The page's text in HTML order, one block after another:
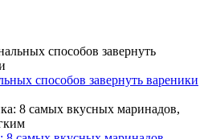
способов завернуть вареники